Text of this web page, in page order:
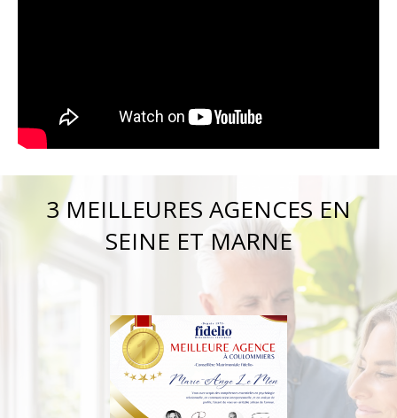
3 MEILLEURES AGENCES EN
SEINE ET MARNE